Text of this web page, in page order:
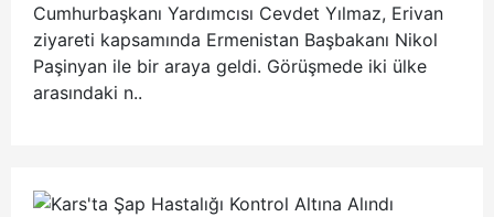
Cumhurbaşkanı Yardımcısı Cevdet Yılmaz, Erivan
ziyareti kapsamında Ermenistan Başbakanı Nikol
Paşinyan ile bir araya geldi. Görüşmede iki ülke
arasındaki n..